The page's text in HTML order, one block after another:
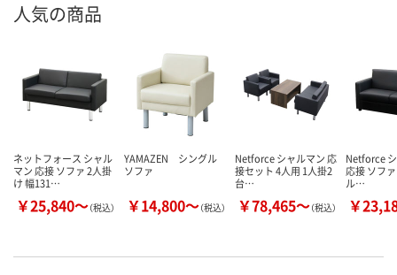
人気の商品
ネットフォース シャル
マン 応接 ソファ 2人掛
け 幅131…
￥25,840～（税込）
YAMAZEN シングル
ソファ
￥14,800～（税込）
Netforce シャルマン 応
接セット 4人用 1人掛2
台…
￥78,465～（税込）
Netforce
応接 ソフ
ル…
￥